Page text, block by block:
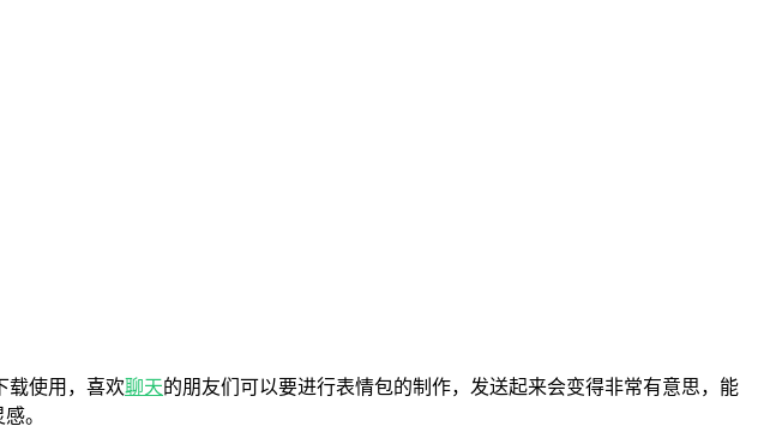
载使用，喜欢聊天的朋友们可以要进行表情包的制作，发送起来会变得非常有意思，能
。